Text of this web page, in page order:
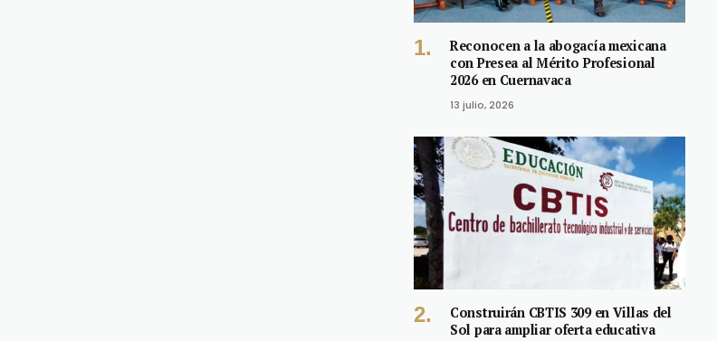
Reconocen a la abogacía mexicana
con Presea al Mérito Profesional
2026 en Cuernavaca
13 julio, 2026
Construirán CBTIS 309 en Villas del
Sol para ampliar oferta educativa